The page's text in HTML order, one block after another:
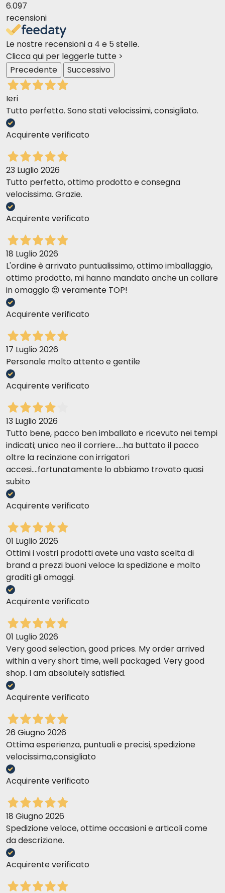
2-3 kg
4-5 kg
6-8 kg
490 - 600 g
9-10 kg
650 - 700 g
6.097
recensioni
Le nostre recensioni a 4 e 5 stelle.
Clicca qui per leggerle tutte >
Precedente
Successivo
Ieri
Tutto perfetto. Sono stati velocissimi, consigliato.
Acquirente verificato
23 Luglio 2026
Tutto perfetto, ottimo prodotto e consegna
velocissima. Grazie.
Acquirente verificato
18 Luglio 2026
L'ordine è arrivato puntualissimo, ottimo imballaggio,
ottimo prodotto, mi hanno mandato anche un collare
in omaggio 😍 veramente TOP!
Acquirente verificato
17 Luglio 2026
Personale molto attento e gentile
Acquirente verificato
13 Luglio 2026
Tutto bene, pacco ben imballato e ricevuto nei tempi
indicati; unico neo il corriere.....ha buttato il pacco
oltre la recinzione con irrigatori
accesi....fortunatamente lo abbiamo trovato quasi
subito
Acquirente verificato
01 Luglio 2026
Ottimi i vostri prodotti avete una vasta scelta di
brand a prezzi buoni veloce la spedizione e molto
graditi gli omaggi.
Acquirente verificato
01 Luglio 2026
Very good selection, good prices. My order arrived
within a very short time, well packaged. Very good
shop. I am absolutely satisfied.
Acquirente verificato
26 Giugno 2026
Ottima esperienza, puntuali e precisi, spedizione
velocissima,consigliato
Acquirente verificato
18 Giugno 2026
Spedizione veloce, ottime occasioni e articoli come
da descrizione.
Acquirente verificato